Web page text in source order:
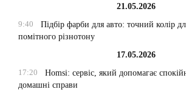
21.05.2026
9:40
Підбір фарби для авто: точний колір
помітного різнотону
17.05.2026
17:20
Homsi: сервіс, який допомагає
домашні справи